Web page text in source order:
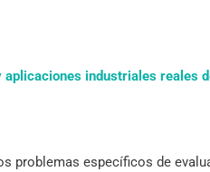
aplicaciones industriales reales
problemas específicos de